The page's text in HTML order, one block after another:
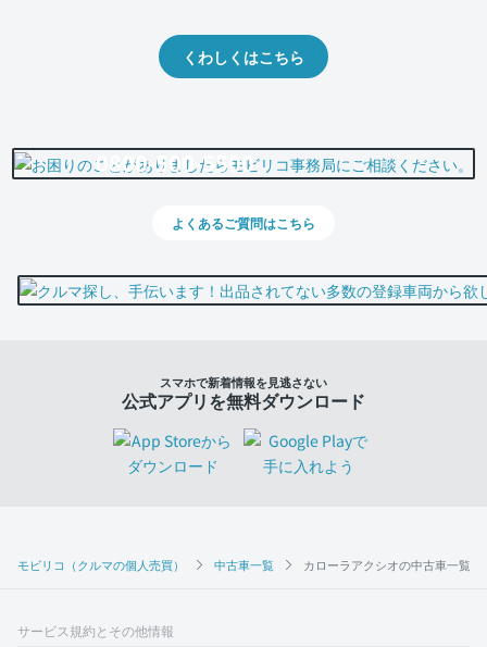
モビリコ（クルマの個人売買） 中古車一覧 カローラアクシオの中古車一覧
くわしくはこちら
0800-500-5500
よくあるご質問はこちら
スマホで新着情報を見逃さない
公式アプリを無料ダウンロード
サービス規約とその他情報